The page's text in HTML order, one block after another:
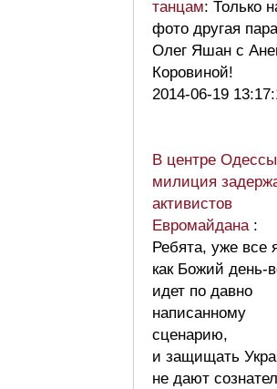
танцам: Только
фото другая
Олег Яшан с
Коровиной!
2014-06-19
В центре Одессы
милиция
активистов
Евромайдана :
Ребята, уже все
как Божий день-
идет по давно
написанному
сценарию,
и защищать
не дают